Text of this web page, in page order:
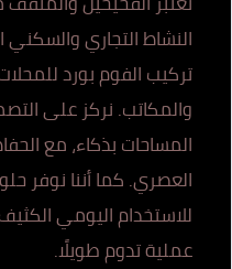
النشاط التجاري
تركيب الفوم بورد
والمكاتب. نركز على
المساحات بذكاء، مع
العصري. كما أننا نوفر
للاستخدام اليومي
عملية تدوم طويلًا.